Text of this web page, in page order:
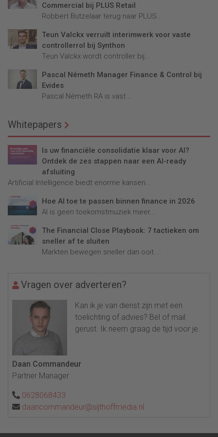
Commercial bij PLUS Retail
Robbert Butzelaar terug naar PLUS...
Teun Valckx verruilt interimwerk voor vaste
controllerrol bij Synthon
Teun Valckx wordt controller bij...
Pascal Németh Manager Finance & Control bij
Evides
Pascal Németh RA is vast...
Whitepapers
Is uw financiële consolidatie klaar voor AI?
Ontdek de zes stappen naar een AI-ready
afsluiting
Artificial Intelligence biedt enorme kansen...
Hoe AI toe te passen binnen finance in 2026
AI is geen toekomstmuziek meer...
The Financial Close Playbook: 7 tactieken om
sneller af te sluiten
Markten bewegen sneller dan ooit....
Vragen over adverteren?
Kan ik je van dienst zijn met een
toelichting of advies? Bel of mail
gerust. Ik neem graag de tijd voor je.
Daan Commandeur
Partner Manager
0628068433
daancommandeur@sijthoffmedia.nl